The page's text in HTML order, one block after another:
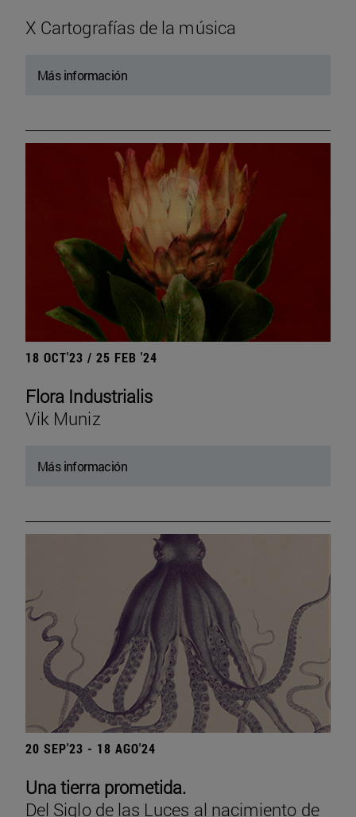
X Cartografías de la música
Más información
18 OCT'23 / 25 FEB '24
Flora Industrialis
Vik Muniz
Más información
20 SEP'23 - 18 AGO'24
Una tierra prometida.
Del Siglo de las Luces al nacimiento de